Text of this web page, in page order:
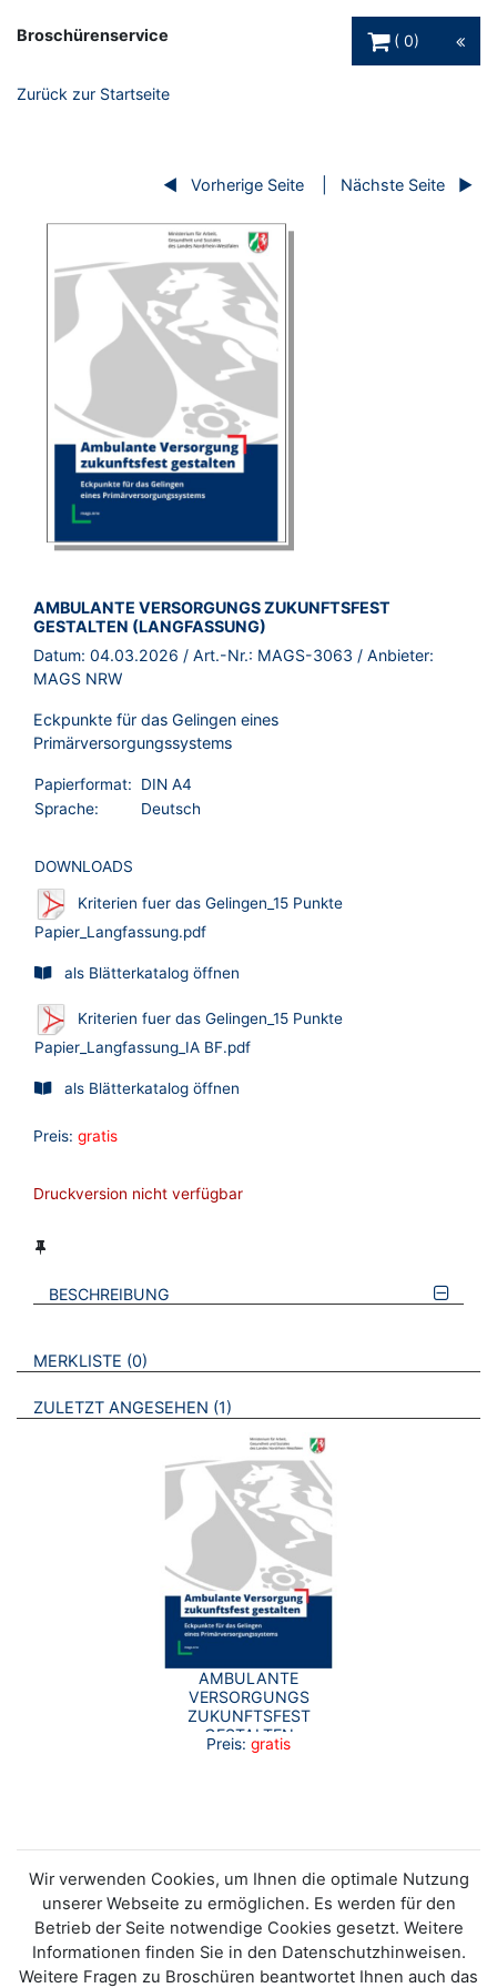
Broschürenservice
0
Zurück zur Startseite
Vorherige Seite Nächste Seite
BROSCHÜRE:
AMBULANTE VERSORGUNGS ZUKUNFTSFEST
GESTALTEN (LANGFASSUNG)
Datum: 04.03.2026 / Art.-Nr.: MAGS-3063 / Anbieter:
MAGS NRW
Eckpunkte für das Gelingen eines
Primärversorgungssystems
Papierformat:
DIN A4
Sprache:
Deutsch
DOWNLOADS
Kriterien fuer das Gelingen_15 Punkte
Papier_Langfassung.pdf
als Blätterkatalog öffnen
Kriterien fuer das Gelingen_15 Punkte
Papier_Langfassung_IA BF.pdf
als Blätterkatalog öffnen
Preis: gratis
Druckversion nicht verfügbar
BESCHREIBUNG
VERWEISE AUF VERMERKTE- ODER ZULETZT ANGESEHENE
MERKLISTE 0 BROSCHÜREN
ZULETZT ANGESEHEN 1 BROSCHÜREN
AMBULANTE
VERSORGUNGS
ZUKUNFTSFEST
GESTALTEN
(LANGFASSUNG)
Preis: gratis
Wir verwenden Cookies, um Ihnen die optimale Nutzung
unserer Webseite zu ermöglichen. Es werden für den
Betrieb der Seite notwendige Cookies gesetzt. Weitere
Informationen finden Sie in den Datenschutzhinweisen.
Weitere Fragen zu Broschüren beantwortet Ihnen auch das